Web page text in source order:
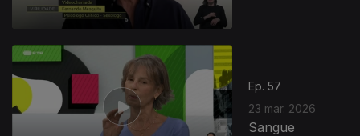
Ep. 57
23 mar. 2026
Sangue